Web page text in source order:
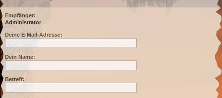
Empfänger:
Administrator
Deine E-Mail-Adresse:
Dein Name:
Betreff: